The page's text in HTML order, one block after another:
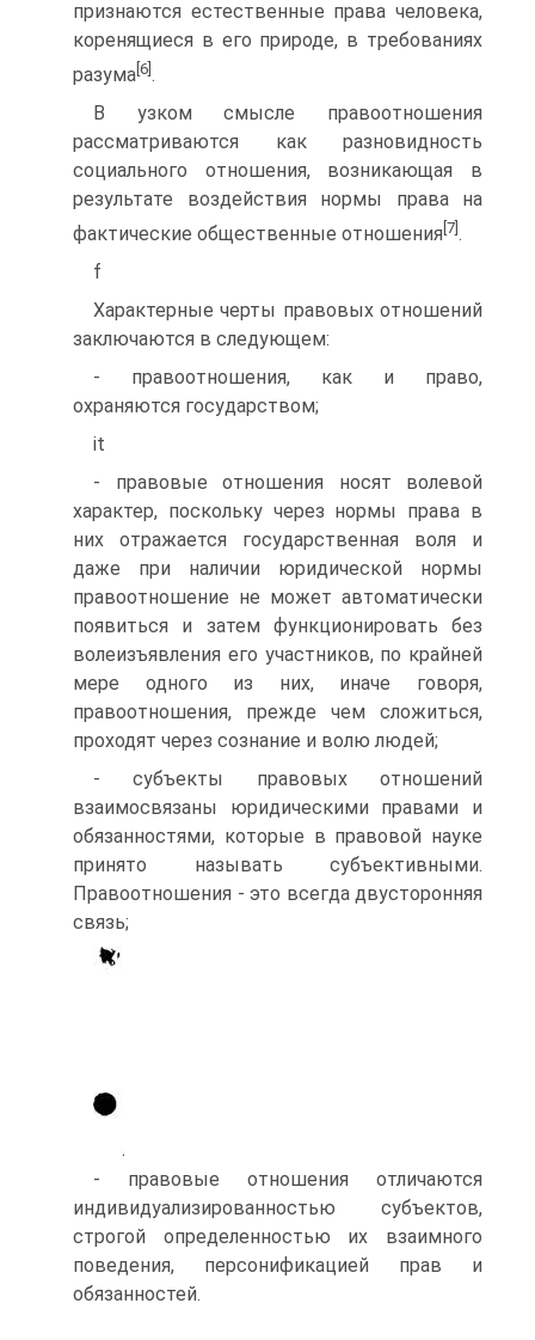
признаются естественные права человека,
коренящиеся в его природе, в требованиях
разума[6].
В узком смысле правоотношения
рассматриваются как разновидность
социального отношения, возникающая в
результате воздействия нормы права на
фактические общественные отношения [7] .
f
Характерные черты правовых отношений
заключаются в следующем:
- правоотношения, как и право,
охраняются государством;
it
- правовые отношения носят волевой
характер, поскольку через нормы права в
них отражается государственная воля и
даже при наличии юридической нормы
правоотношение не может автоматически
появиться и затем функционировать без
волеизъявления его участников, по крайней
мере одного из них, иначе говоря,
правоотношения, прежде чем сложиться,
проходят через сознание и волю людей;
- субъекты правовых отношений
взаимосвязаны юридическими правами и
обязанностями, которые в правовой науке
принято называть субъективными.
Правоотношения - это всегда двусторонняя
связь;
- правовые отношения отличаются
индивидуализированностью субъектов,
строгой определенностью их взаимного
поведения, персонификацией прав и
обязанностей.